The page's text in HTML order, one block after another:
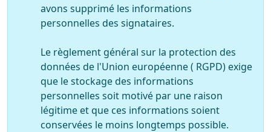
avons supprimé les informations
personnelles des signataires.
Le règlement général sur la protection des
données de l'Union européenne ( RGPD) exige
que le stockage des informations
personnelles soit motivé par une raison
légitime et que ces informations soient
conservées le moins longtemps possible.